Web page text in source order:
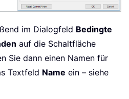
im Dialogfeld Bedingte
auf die Schaltfläche
Sie dann einen Namen für
Textfeld Name ein – siehe